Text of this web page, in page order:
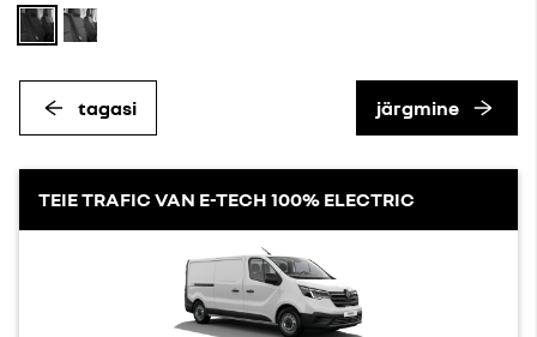
tagasi järgmine
TEIE TRAFIC VAN E-TECH 100% ELECTRIC